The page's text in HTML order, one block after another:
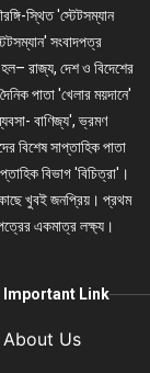
স্থিত 'স্টেটসম্যান
সংবাদপত্র
রাজ্য, দেশ ও বিদেশের
পাতা 'খেলার ময়দানে'
বাণিজ্য', ভ্রমণ
বিশেষ সাপ্তাহিক পাতা
বিভাগ 'বিচিত্রা'।
কাছে খুবই জনপ্রিয়। প্রথম
একমাত্র লক্ষ্য।
Important Link
About Us